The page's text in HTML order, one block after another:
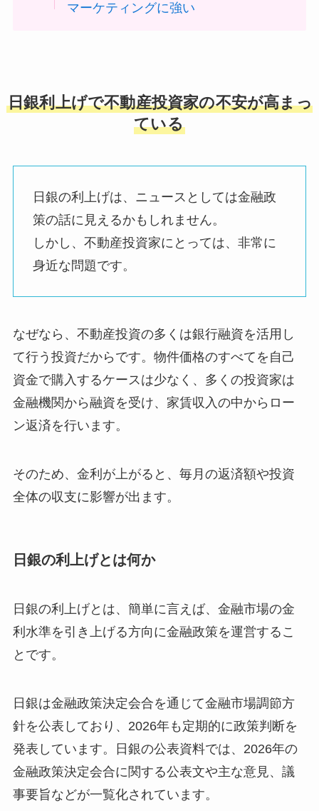
マーケティングに強い
日銀利上げで不動産投資家の不安が高まっ
ている
日銀の利上げは、ニュースとしては金融政
策の話に見えるかもしれません。
しかし、不動産投資家にとっては、非常に
身近な問題です。
なぜなら、不動産投資の多くは銀行融資を活用し
て行う投資だからです。物件価格のすべてを自己
資金で購入するケースは少なく、多くの投資家は
金融機関から融資を受け、家賃収入の中からロー
ン返済を行います。
そのため、金利が上がると、毎月の返済額や投資
全体の収支に影響が出ます。
日銀の利上げとは何か
日銀の利上げとは、簡単に言えば、金融市場の金
利水準を引き上げる方向に金融政策を運営するこ
とです。
日銀は金融政策決定会合を通じて金融市場調節方
針を公表しており、2026年も定期的に政策判断を
発表しています。日銀の公表資料では、2026年の
金融政策決定会合に関する公表文や主な意見、議
事要旨などが一覧化されています。